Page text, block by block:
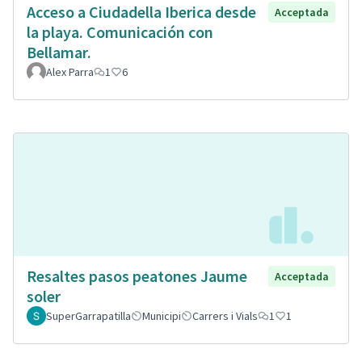
Acceso a Ciudadella Iberica desde
la playa. Comunicación con
Bellamar.
Acceptada
Alex Parra 1 6
Resaltes pasos peatones Jaume
soler
Acceptada
SuperGarrapatilla Municipi Carrers i Vials 1 1